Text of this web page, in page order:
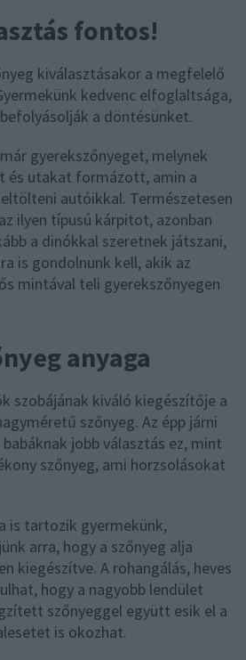
fontos!
kiválasztásakor a megfelelő
kedvenc elfoglaltsága,
a döntésünket.
gyerekszőnyeget, melynek
és utakat formázott, amin a
autóikkal. Természetesen
ilyen típusú kárpitot, azonban
a dinókkal szeretnek játszani,
is gondolnunk kell, akik az
mintával teli gyerekszőnyegen
anyaga
szobájának kiváló kiegészítője a
szőnyeg. Az épp járni
jobb választás ez, mint
szőnyeg, ami horzsolásokat
is tartozik gyermekünk,
arra, hogy a szőnyeg alja
kiegészítve. A rohangálás, heves
hogy a nagyobb lendület
szőnyeggel együtt esik el a
is okozhat.